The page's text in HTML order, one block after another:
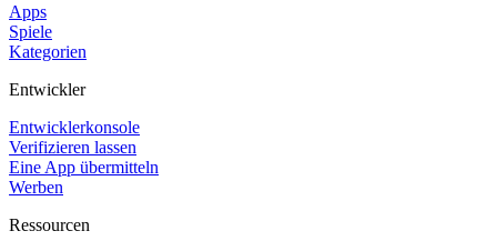
Apps
Spiele
Kategorien
Entwickler
Entwicklerkonsole
Verifizieren lassen
Eine App übermitteln
Werben
Ressourcen